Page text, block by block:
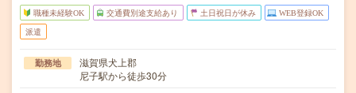
職種未経験OK 交通費別途支給あり 土日祝日が休み WEB登録OK
派遣
勤務地
滋賀県犬上郡
尼子駅から徒歩30分